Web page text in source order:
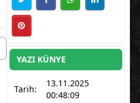
YAZI KÜNYE
Tarih:
13.11.2025
00:48:09